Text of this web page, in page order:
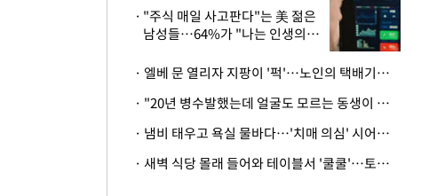
"주식 매일 사고판다"는 美 젊은
남성들…64%가 "나는 인생의
· 엘베 문 열리자 지팡이 '퍽'…노인의 택배기사 폭행 이유
· "20년 병수발했는데 얼굴도 모르는 동생이 유산 절반을"…배다른 형제 상속권 있을까
· 냄비 태우고 욕실 물바다…'치매 의심' 시어머니 검사 권유했다가 '날벼락'
· 새벽 식당 몰래 들어와 테이블서 '쿨쿨'…토사물 남기고 사라진 남성